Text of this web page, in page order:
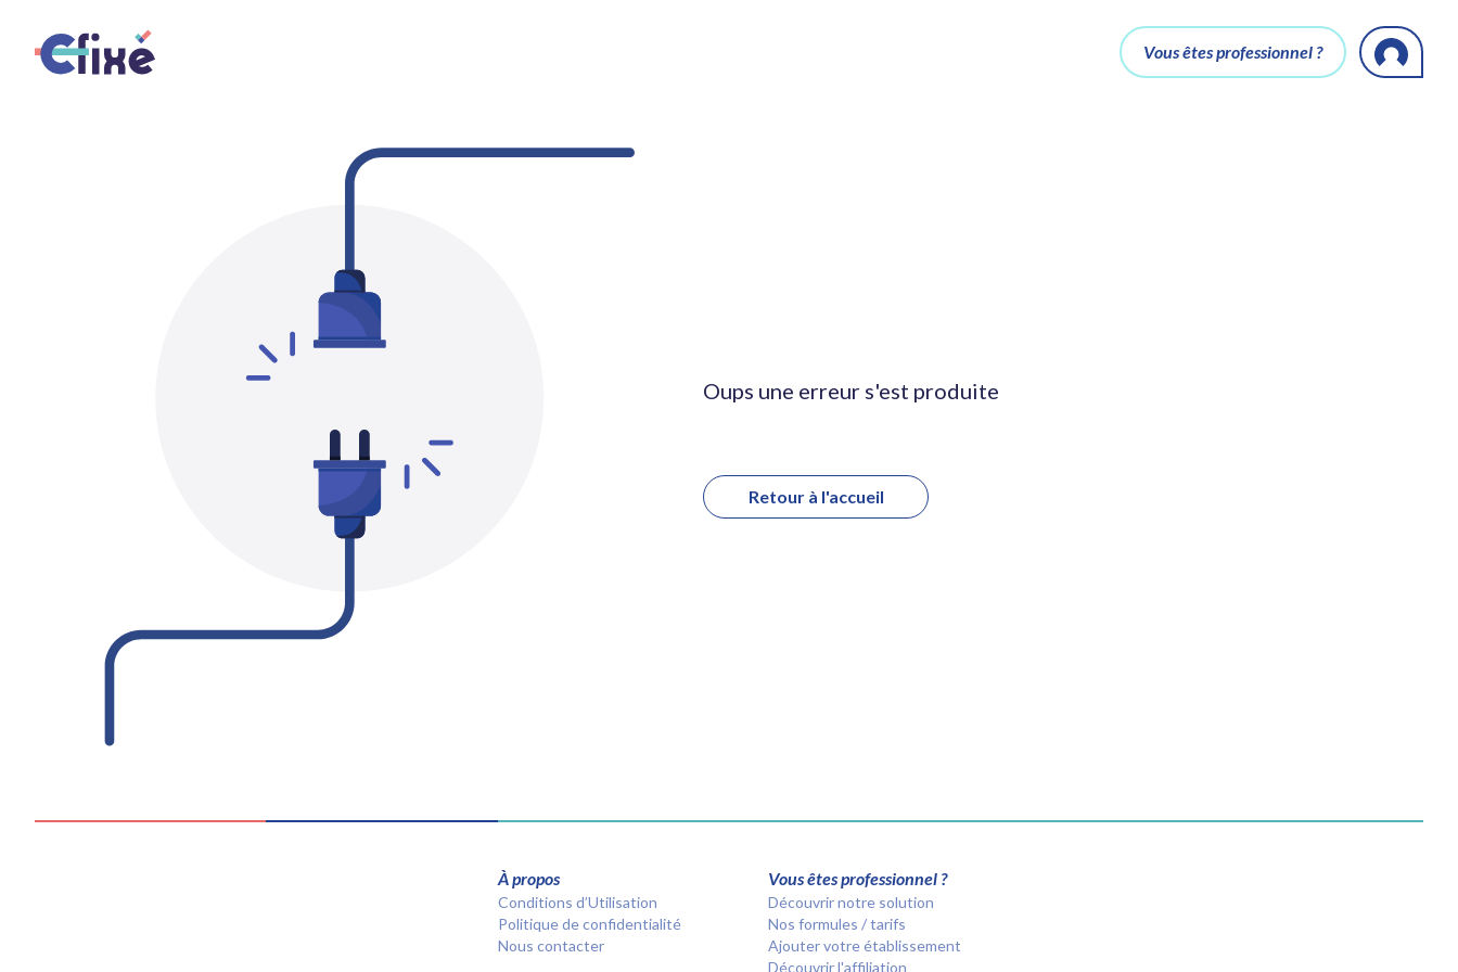
Vous êtes professionnel ?
Oups une erreur s'est produite
Retour à l'accueil
À propos
Conditions d’Utilisation
Politique de confidentialité
Nous contacter
Vous êtes professionnel ?
Découvrir notre solution
Nos formules / tarifs
Ajouter votre établissement
Découvrir l'affiliation